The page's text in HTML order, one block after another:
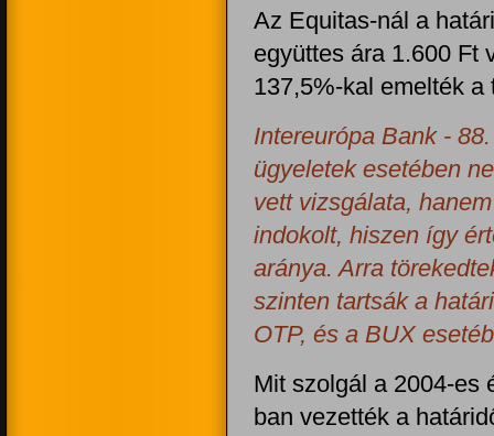
Az Equitas-nál a
együttes ára 1.600 Ft
137,5%-kal emelték
Intereurópa Bank -
ügyeletek esetében
vett vizsgálata,
indokolt, hiszen így
aránya. Arra
szinten tartsák a
OTP, és a BUX
Mit szolgál a 2004-es
ban vezették a